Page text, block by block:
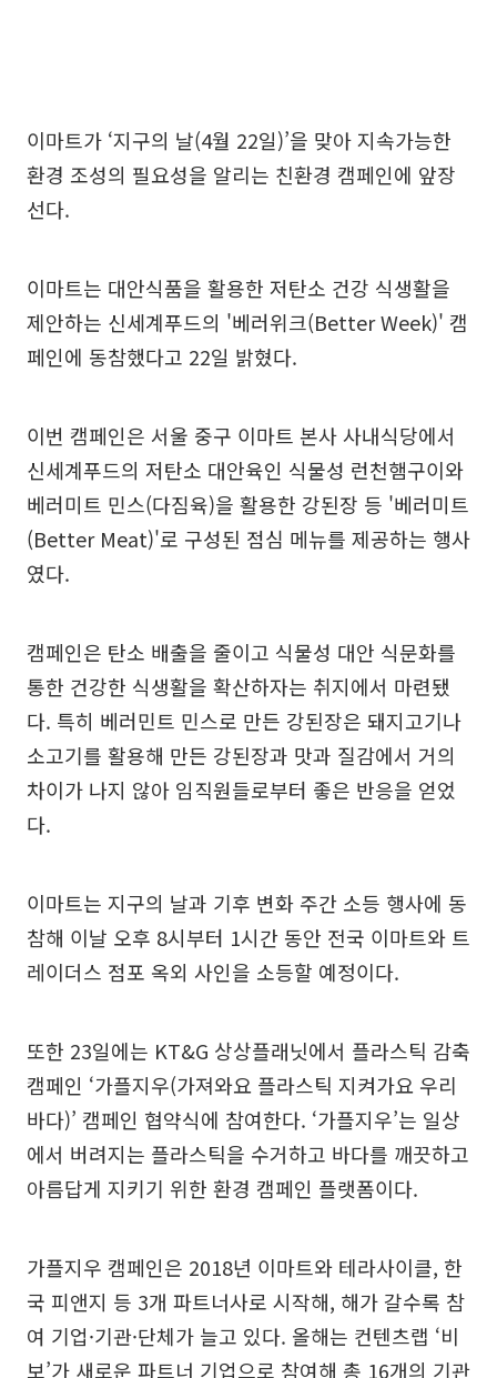
이마트가 ‘지구의 날(4월 22일)’을 맞아 지속가능한
환경 조성의 필요성을 알리는 친환경 캠페인에 앞장
선다.
이마트는 대안식품을 활용한 저탄소 건강 식생활을
제안하는 신세계푸드의 '베러위크(Better Week)' 캠
페인에 동참했다고 22일 밝혔다.
이번 캠페인은 서울 중구 이마트 본사 사내식당에서
신세계푸드의 저탄소 대안육인 식물성 런천햄구이와
베러미트 민스(다짐육)을 활용한 강된장 등 '베러미트
(Better Meat)'로 구성된 점심 메뉴를 제공하는 행사
였다.
캠페인은 탄소 배출을 줄이고 식물성 대안 식문화를
통한 건강한 식생활을 확산하자는 취지에서 마련됐
다. 특히 베러민트 민스로 만든 강된장은 돼지고기나
소고기를 활용해 만든 강된장과 맛과 질감에서 거의
차이가 나지 않아 임직원들로부터 좋은 반응을 얻었
다.
이마트는 지구의 날과 기후 변화 주간 소등 행사에 동
참해 이날 오후 8시부터 1시간 동안 전국 이마트와 트
레이더스 점포 옥외 사인을 소등할 예정이다.
또한 23일에는 KT&G 상상플래닛에서 플라스틱 감축
캠페인 ‘가플지우(가져와요 플라스틱 지켜가요 우리
바다)’ 캠페인 협약식에 참여한다. ‘가플지우’는 일상
에서 버려지는 플라스틱을 수거하고 바다를 깨끗하고
아름답게 지키기 위한 환경 캠페인 플랫폼이다.
가플지우 캠페인은 2018년 이마트와 테라사이클, 한
국 피앤지 등 3개 파트너사로 시작해, 해가 갈수록 참
여 기업·기관·단체가 늘고 있다. 올해는 컨텐츠랩 ‘비
보’가 새로운 파트너 기업으로 참여해 총 16개의 기관